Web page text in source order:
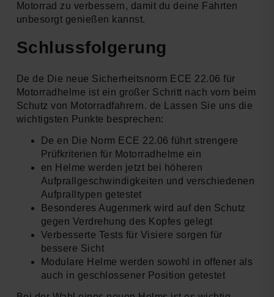
Motorrad zu verbessern, damit du deine Fahrten
unbesorgt genießen kannst.
Schlussfolgerung
De de Die neue Sicherheitsnorm ECE 22.06 für
Motorradhelme ist ein großer Schritt nach vorn beim
Schutz von Motorradfahrern. de Lassen Sie uns die
wichtigsten Punkte besprechen:
De en Die Norm ECE 22.06 führt strengere
Prüfkriterien für Motorradhelme ein
en Helme werden jetzt bei höheren
Aufprallgeschwindigkeiten und verschiedenen
Aufpralltypen getestet
Besonderes Augenmerk wird auf den Schutz
gegen Verdrehung des Kopfes gelegt
Verbesserte Tests für Visiere sorgen für
bessere Sicht
Modulare Helme werden sowohl in offener als
auch in geschlossener Position getestet